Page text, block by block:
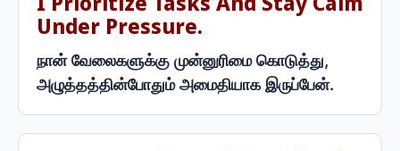
I Prioritize Tasks And Stay Calm
Under Pressure.
நான் வேலைகளுக்கு முன்னுரிமை கொடுத்து,
அழுத்தத்தின்போதும் அமைதியாக இருப்பேன்.